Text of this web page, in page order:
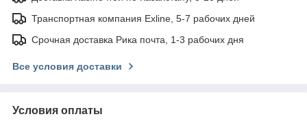
Транспортная компания Exline, 5-7 рабочих дней
Срочная доставка Рика почта, 1-3 рабочих дня
Все условия доставки
Условия оплаты